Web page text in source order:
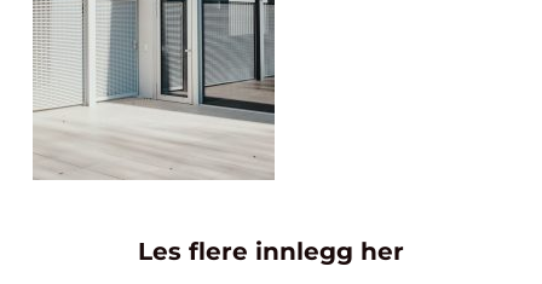
Les flere innlegg her